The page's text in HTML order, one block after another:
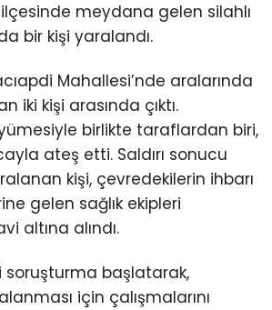
ilçesinde meydana gelen silahlı
bir kişi yaralandı.
Mahallesi’nde aralarında
iki kişi arasında çıktı.
birlikte taraflardan biri,
ateş etti. Saldırı sonucu
kişi, çevredekilerin ihbarı
gelen sağlık ekipleri
altına alındı.
soruşturma başlatarak,
için çalışmalarını